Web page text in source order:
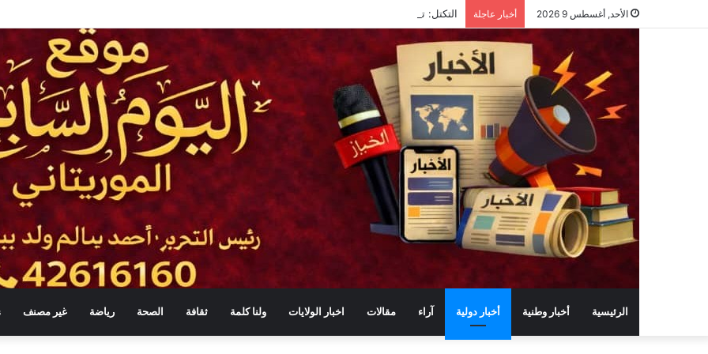
الأحد, أغسطس 9 2026 أخبار عاجلة التكتل: تردي الخدمات وانقطاع الماء والكهرباء تقصير خطير يستوجب المحاسبة
الرئيسية أخبار وطنية أخبار دولية آراء مقالات اخبار الولايات ولنا كلمة ثقافة الصحة رياضة غير مصنف